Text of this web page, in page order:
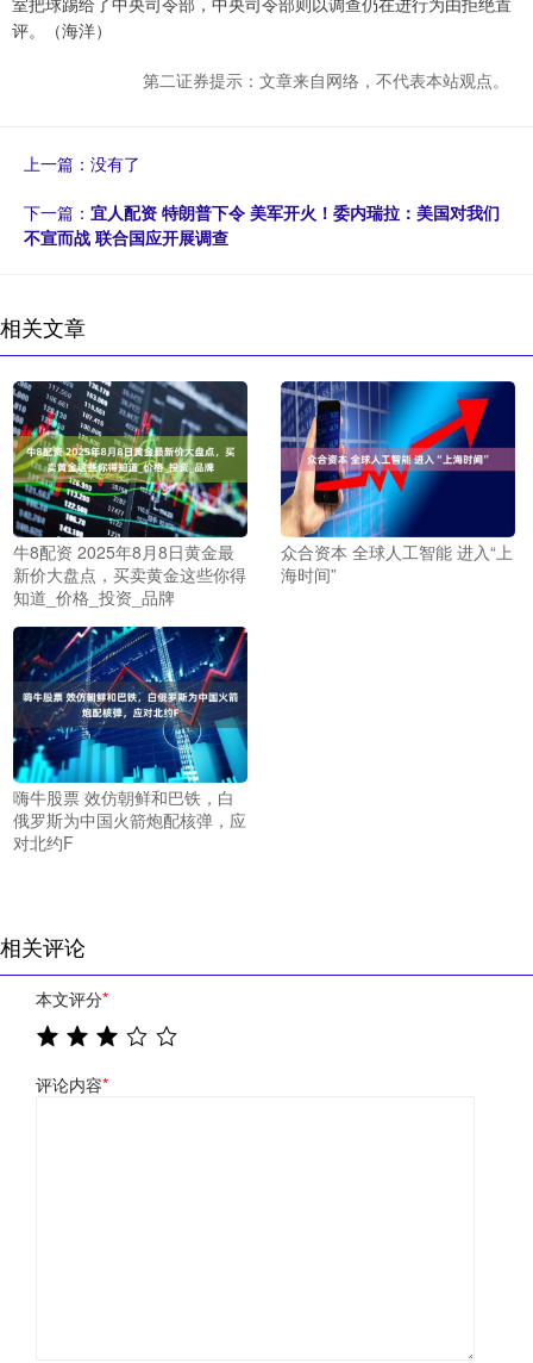
评。（海洋）
第二证券提示：文章来自网络，不代表本站观点。
上一篇：没有了
下一篇： 宜人配资 特朗普下令 美军开火！委内瑞拉：美国对我们
不宣而战 联合国应开展调查
相关文章
牛8配资 2025年8月8日黄金最
新价大盘点，买卖黄金这些你得
知道_价格_投资_品牌
众合资本 全球人工智能 进入“上
海时间”
嗨牛股票 效仿朝鲜和巴铁，白
俄罗斯为中国火箭炮配核弹，应
对北约F
相关评论
本文评分*
评论内容*